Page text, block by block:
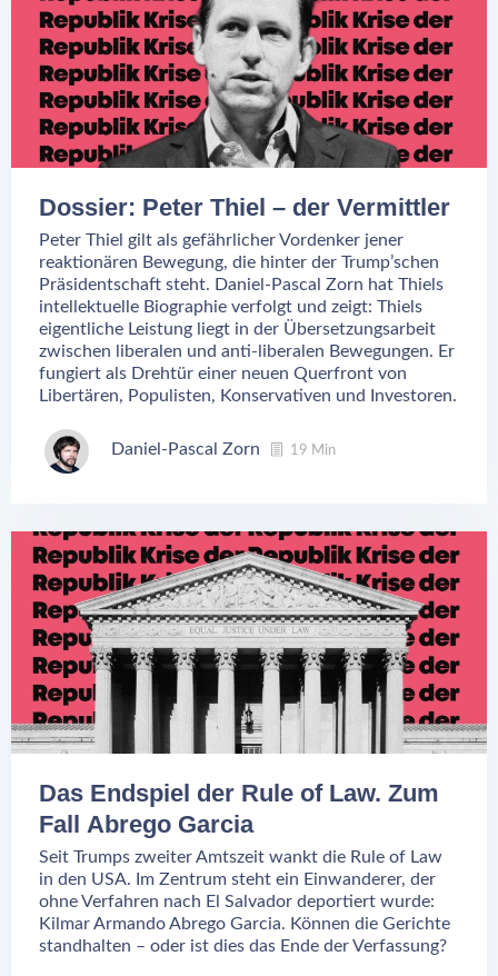
Dossier: Peter Thiel – der Vermittler
Peter Thiel gilt als gefährlicher Vordenker jener
reaktionären Bewegung, die hinter der Trump’schen
Präsidentschaft steht. Daniel-Pascal Zorn hat Thiels
intellektuelle Biographie verfolgt und zeigt: Thiels
eigentliche Leistung liegt in der Übersetzungsarbeit
zwischen liberalen und anti-liberalen Bewegungen. Er
fungiert als Drehtür einer neuen Querfront von
Libertären, Populisten, Konservativen und Investoren.
Daniel-Pascal Zorn 19 Min
Das Endspiel der Rule of Law. Zum
Fall Abrego Garcia
Seit Trumps zweiter Amtszeit wankt die Rule of Law
in den USA. Im Zentrum steht ein Einwanderer, der
ohne Verfahren nach El Salvador deportiert wurde:
Kilmar Armando Abrego Garcia. Können die Gerichte
standhalten – oder ist dies das Ende der Verfassung?